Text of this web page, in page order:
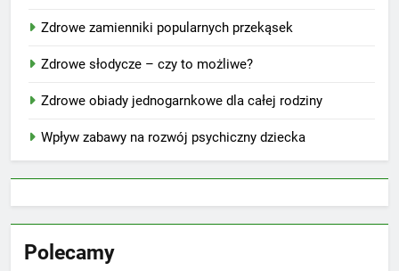
Zdrowe zamienniki popularnych przekąsek
Zdrowe słodycze – czy to możliwe?
Zdrowe obiady jednogarnkowe dla całej rodziny
Wpływ zabawy na rozwój psychiczny dziecka
Polecamy